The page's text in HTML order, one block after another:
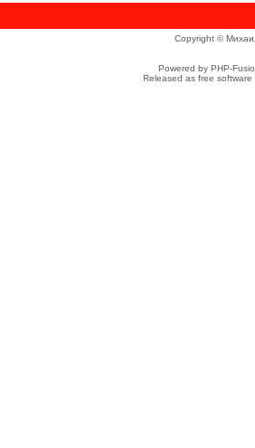
Copyright ©
Powered by PHP-
Released as free